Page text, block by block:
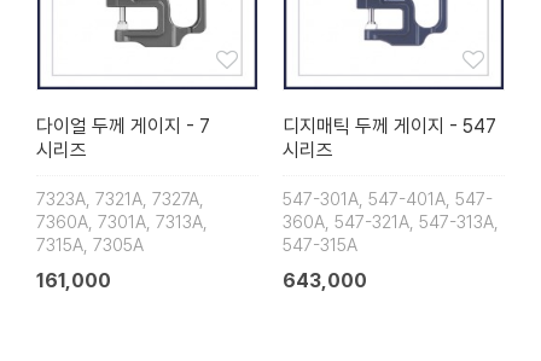
다이얼 두께 게이지 - 7
시리즈
7323A, 7321A, 7327A,
7360A, 7301A, 7313A,
7315A, 7305A
161,000
디지매틱 두께 게이지 - 547
시리즈
547-301A, 547-401A, 547-
360A, 547-321A, 547-313A,
547-315A
643,000